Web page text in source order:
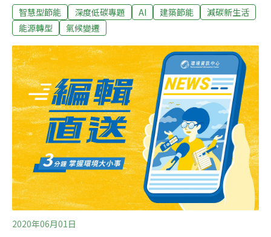
並減少5成的能源消費。對許多台灣人來說，建築裡的節
能可能還只停留在少開燈、少開冷氣。而在日本，伴隨著
ZEH，淨電力收支小於零的房屋）的政策，許多新穎的建
築節能產品與服務都相繼推出。
智慧型節能 深度低碳專題 AI 建築節能
減碳新生活
能源轉型
氣候變遷
2020年06月01日